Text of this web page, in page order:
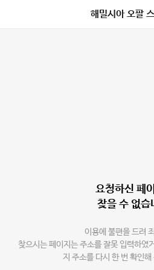
해밀시아 오팔
요청하신 페
찾을 수 없습
이용에 불편을 드려
찾으시는 페이지는 주소를 잘못 입력하였
지 주소를 다시 한 번 확인